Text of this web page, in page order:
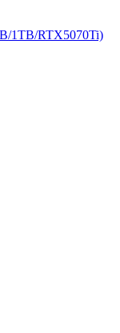
1TB/RTX5070Ti)